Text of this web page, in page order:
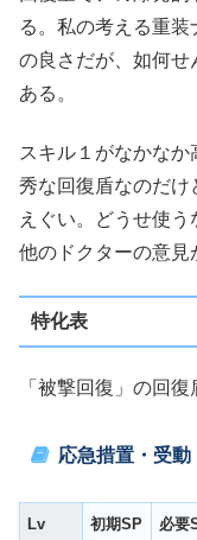
る。私の考える重
の良さだが、如何せ
ある。
スキル１がなかな
秀な回復盾なのだけ
えぐい。どうせ使う
他のドクターの意見
特化表
「被撃回復」の回復
応急措置・受動
Lv 初期SP 必要